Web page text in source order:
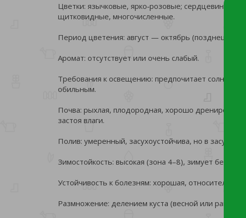
Цветки: язычковые, ярко‑розовые; сердцевина
щитковидные, многочисленные.
Период цветения: август — октябрь
Аромат: отсутствует или очень слабый.
Требования к освещению: предпочитает
обильным.
Почва: рыхлая, плодородная, хорошо
застоя влаги.
Полив: умеренный, засухоустойчива, но в
Зимостойкость: высокая (зона 4–8), зимует без
Устойчивость к болезням: хорошая, относительно
Размножение: делением куста (весной или ранней